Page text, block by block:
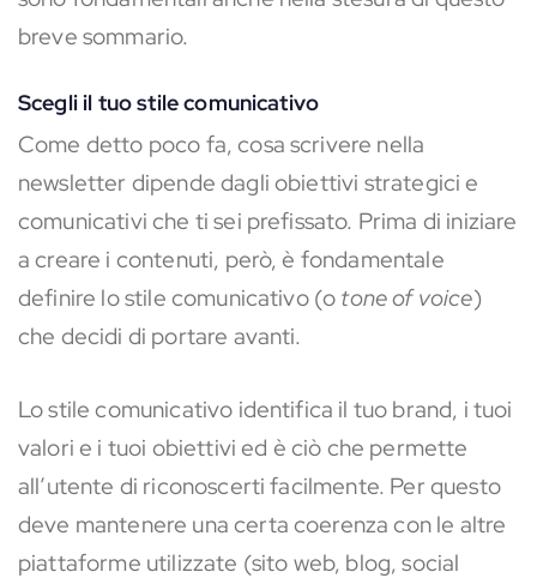
breve sommario.
Scegli il tuo stile comunicativo
Come detto poco fa, cosa scrivere nella
newsletter dipende dagli obiettivi strategici e
comunicativi che ti sei prefissato. Prima di iniziare
a creare i contenuti, però, è fondamentale
definire lo stile comunicativo (o tone of voice)
che decidi di portare avanti.
Lo stile comunicativo identifica il tuo brand, i tuoi
valori e i tuoi obiettivi ed è ciò che permette
all’utente di riconoscerti facilmente. Per questo
deve mantenere una certa coerenza con le altre
piattaforme utilizzate (sito web, blog, social